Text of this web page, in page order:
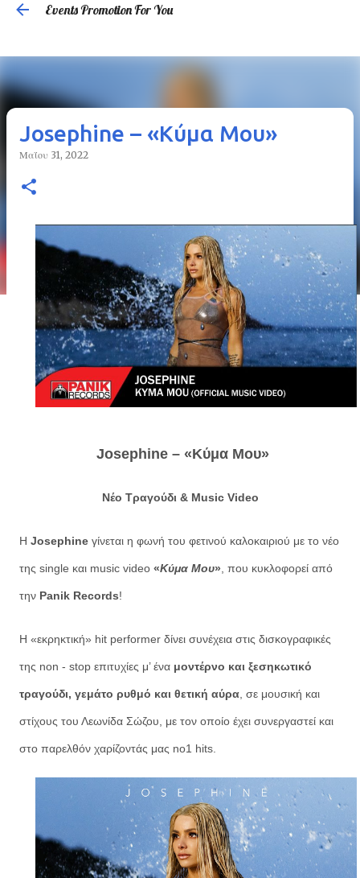
Events Promotion For You
Josephine – «Κύμα Μου»
Μαΐου 31, 2022
Josephine – «Κύμα Μου»
Νέο Τραγούδι & Music Video
Η Josephine γίνεται η φωνή του φετινού καλοκαιριού με το νέο
της single και music video «Κύμα Μου» , που κυκλοφορεί από
την Panik Records!
Η «εκρηκτική» hit performer δίνει συνέχεια στις δισκογραφικές
της non - stop επιτυχίες μ’ ένα μοντέρνο και ξεσηκωτικό
τραγούδι, γεμάτο ρυθμό και θετική αύρα , σε μουσική και
στίχους του Λεωνίδα Σώζου, με τον οποίο έχει συνεργαστεί και
στο παρελθόν χαρίζοντάς μας no1 hits.